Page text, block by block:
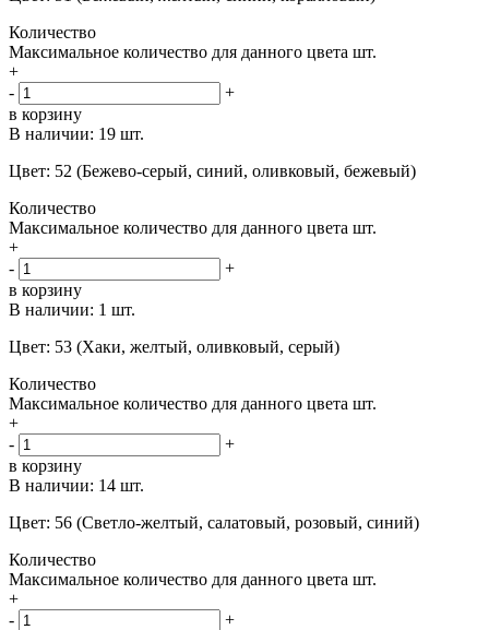
Количество
Максимальное количество для данного цвета шт.
+
-
+
в корзину
В наличии: 19 шт.
Цвет: 52 (Бежево-серый, синий, оливковый, бежевый)
Количество
Максимальное количество для данного цвета шт.
+
-
+
в корзину
В наличии: 1 шт.
Цвет: 53 (Хаки, желтый, оливковый, серый)
Количество
Максимальное количество для данного цвета шт.
+
-
+
в корзину
В наличии: 14 шт.
Цвет: 56 (Светло-желтый, салатовый, розовый, синий)
Количество
Максимальное количество для данного цвета шт.
+
-
+